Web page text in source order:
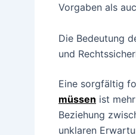
Vorgaben als
Die Bedeutung
und
Eine sorgfältig
müssen ist
Beziehung
unklaren